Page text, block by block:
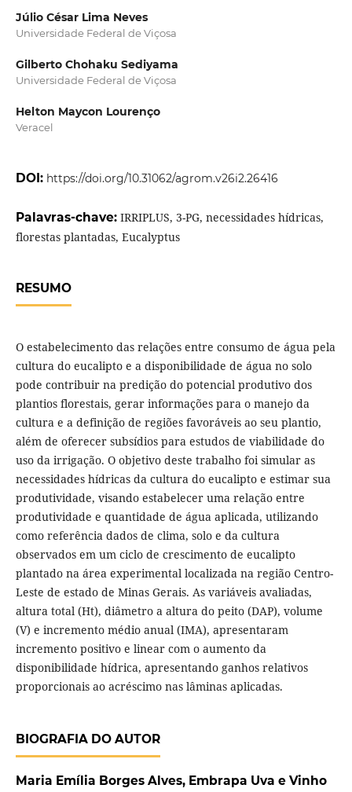
Júlio César Lima Neves
Universidade Federal de Viçosa
Gilberto Chohaku Sediyama
Universidade Federal de Viçosa
Helton Maycon Lourenço
Veracel
DOI: https://doi.org/10.31062/agrom.v26i2.26416
Palavras-chave: IRRIPLUS, 3-PG, necessidades hídricas,
florestas plantadas, Eucalyptus
RESUMO
O estabelecimento das relações entre consumo de água pela
cultura do eucalipto e a disponibilidade de água no solo
pode contribuir na predição do potencial produtivo dos
plantios florestais, gerar informações para o manejo da
cultura e a definição de regiões favoráveis ao seu plantio,
além de oferecer subsídios para estudos de viabilidade do
uso da irrigação. O objetivo deste trabalho foi simular as
necessidades hídricas da cultura do eucalipto e estimar sua
produtividade, visando estabelecer uma relação entre
produtividade e quantidade de água aplicada, utilizando
como referência dados de clima, solo e da cultura
observados em um ciclo de crescimento de eucalipto
plantado na área experimental localizada na região Centro-
Leste de estado de Minas Gerais. As variáveis avaliadas,
altura total (Ht), diâmetro a altura do peito (DAP), volume
(V) e incremento médio anual (IMA), apresentaram
incremento positivo e linear com o aumento da
disponibilidade hídrica, apresentando ganhos relativos
proporcionais ao acréscimo nas lâminas aplicadas.
BIOGRAFIA DO AUTOR
Maria Emília Borges Alves, Embrapa Uva e Vinho